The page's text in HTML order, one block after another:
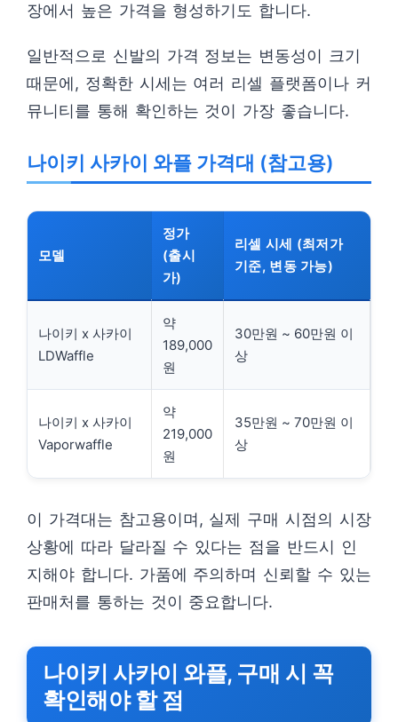
장에서 높은 가격을 형성하기도 합니다.
일반적으로 신발의 가격 정보는 변동성이 크기
때문에, 정확한 시세는 여러 리셀 플랫폼이나 커
뮤니티를 통해 확인하는 것이 가장 좋습니다.
나이키 사카이 와플 가격대 (참고용)
모델
정가
(출시
가)
리셀 시세 (최저가
기준, 변동 가능)
나이키 x 사카이
LDWaffle
약
189,000
원
30만원 ~ 60만원 이
상
나이키 x 사카이
Vaporwaffle
약
219,000
원
35만원 ~ 70만원 이
상
이 가격대는 참고용이며, 실제 구매 시점의 시장
상황에 따라 달라질 수 있다는 점을 반드시 인
지해야 합니다. 가품에 주의하며 신뢰할 수 있는
판매처를 통하는 것이 중요합니다.
나이키 사카이 와플, 구매 시 꼭
확인해야 할 점